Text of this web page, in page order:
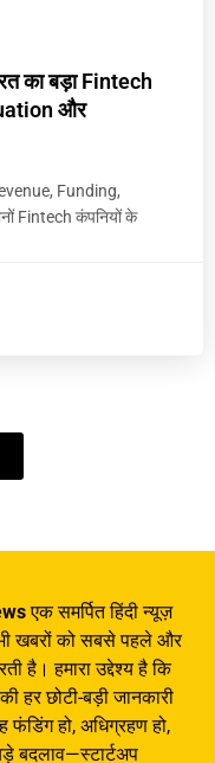
का बड़ा Fintech
और
Funding,
Fintech कंपनियों के
एक समर्पित हिंदी न्यूज़
खबरों को सबसे पहले और
है। हमारा उद्देश्य है कि
हर छोटी-बड़ी जानकारी
हो, अधिग्रहण हो,
बदलाव—स्टार्टअप